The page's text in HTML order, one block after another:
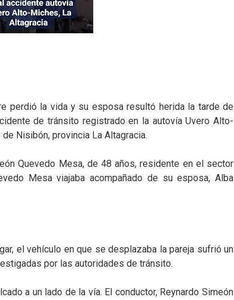
perdió la vida y su esposa resultó herida la tarde de
de tránsito registrado en la autovía Uvero Alto-
Nisibón, provincia La Altagracia.
Quevedo Mesa, de 48 años, residente en el sector
Mesa viajaba acompañado de su esposa, Alba
el vehículo en que se desplazaba la pareja sufrió un
por las autoridades de tránsito.
a un lado de la vía. El conductor, Reynardo Simeón